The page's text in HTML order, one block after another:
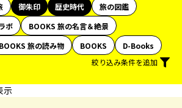
御朱印 歴史時代
旅の図鑑
ボ
BOOKS 旅の名言＆絶景
BOOKS 旅の読み物 BOOKS
D-Books
絞り込み条件を追加
示